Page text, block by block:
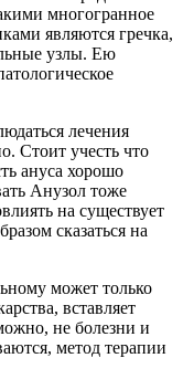
многогранное
являются гречка,
узлы. Ею
лечения
Стоит учесть что
ануса хорошо
Анузол тоже
на существует
сказаться на
может только
вставляет
не болезни и
метод терапии